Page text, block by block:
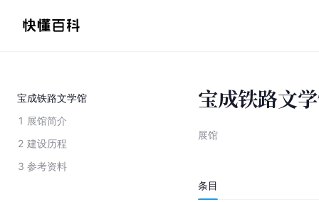
宝成铁路文学馆
1 展馆简介
2 建设历程
3 参考资料
宝成铁路文
展馆
条目